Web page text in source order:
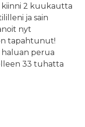
kiinni 2 kuukautta
ja sain
nyt
tapahtunut!
haluan perua
33 tuhatta